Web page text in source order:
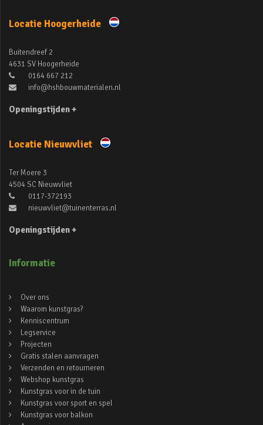
Locatie Hoogerheide
Buitendreef 2
4631 SV Hoogerheide
0164 667 212
info@hshbouwmaterialen.nl
Openingstijden +
Locatie Nieuwvliet
Ter Moere 3
4504 SC Nieuwvliet
0117-372193
nieuwvliet@tuinenterras.nl
Openingstijden +
Informatie
Over ons
Waarom kunstgras?
Kenniscentrum
Legservice
Projecten
Gratis stalen aanvragen
Verzenden en retourneren
Webshop kunstgras
Kunstgras voor in de tuin
Kunstgras voor sport en spel
Kunstgras voor balkon